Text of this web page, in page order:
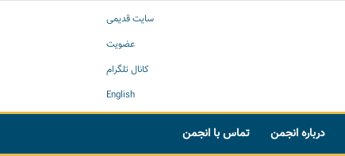
سایت قدیمی
عضویت
کانال تلگرام
English
درباره انجمن تماس با انجمن